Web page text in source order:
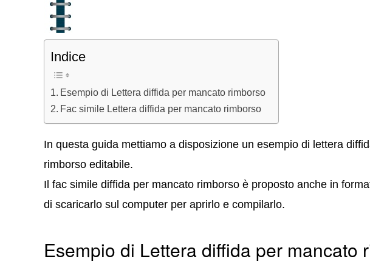
Indice
Esempio di Lettera diffida per mancato rimborso
Fac simile Lettera diffida per mancato rimborso
In questa guida mettiamo a disposizione un esempio di lettera
rimborso editabile.
Il fac simile diffida per mancato rimborso è proposto anche in
di scaricarlo sul computer per aprirlo e compilarlo.
Esempio di Lettera diffida per mancato